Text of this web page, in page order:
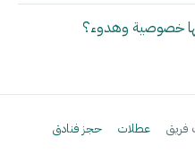
خصوصية وهدوء؟
فريق عطلات حجز فنادق